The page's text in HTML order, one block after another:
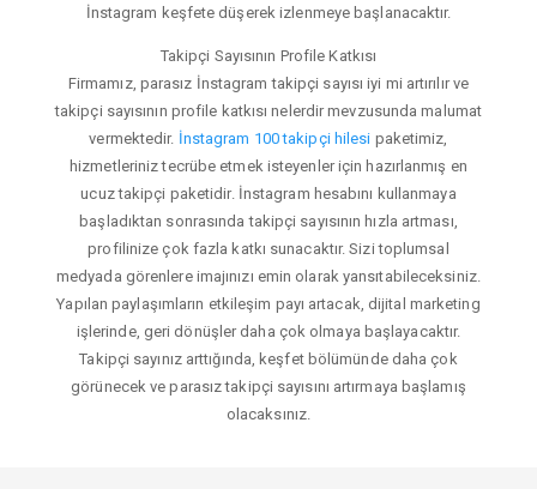
İnstagram keşfete düşerek izlenmeye başlanacaktır.
Takipçi Sayısının Profile Katkısı
Firmamız, parasız İnstagram takipçi sayısı iyi mi artırılır ve
takipçi sayısının profile katkısı nelerdir mevzusunda malumat
vermektedir. İnstagram 100 takipçi hilesi paketimiz,
hizmetleriniz tecrübe etmek isteyenler için hazırlanmış en
ucuz takipçi paketidir. İnstagram hesabını kullanmaya
başladıktan sonrasında takipçi sayısının hızla artması,
profilinize çok fazla katkı sunacaktır. Sizi toplumsal
medyada görenlere imajınızı emin olarak yansıtabileceksiniz.
Yapılan paylaşımların etkileşim payı artacak, dijital marketing
işlerinde, geri dönüşler daha çok olmaya başlayacaktır.
Takipçi sayınız arttığında, keşfet bölümünde daha çok
görünecek ve parasız takipçi sayısını artırmaya başlamış
olacaksınız.